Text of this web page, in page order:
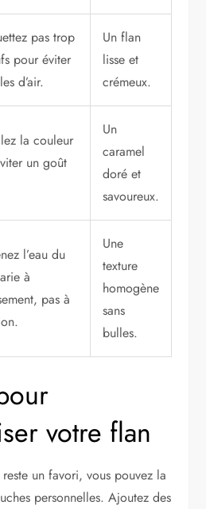
pas trop
pour éviter
d’air.
Un flan
lisse et
crémeux.
la couleur
un goût
Un
caramel
doré et
savoureux.
l’eau du
à
pas à
Une
texture
homogène
sans
bulles.
votre flan
un favori, vous pouvez la
personnelles. Ajoutez des